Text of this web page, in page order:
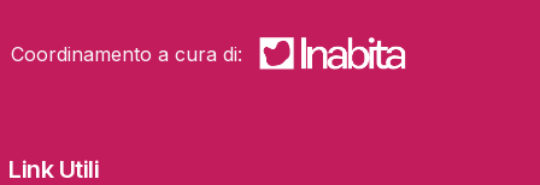
Coordinamento a cura di:
Link Utili